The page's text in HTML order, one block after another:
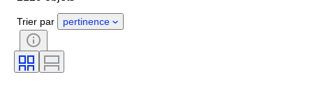
Signature
Type de monnaie
Époque
Trier par pertinence